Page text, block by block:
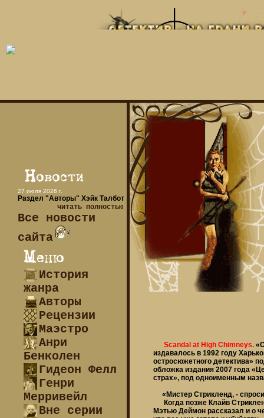
27 июля 2026 г.
Раздел "Авторы" Хэйк Талбот
читать полностью
Все новости
сайта
История
жанра
Авторы
Рецензии
Маэстро
Анри
Бенколен
Гидеон Фелл
Генри
Мерривейл
Вне серии
Scandal at High Chimneys.
издавалось в 1992 году
остросюжетного детектива»
обложка издания 2007 года
страх», под одноименным
«Мистер Стрикленд, -
Когда позже Клайв
Мэтью Деймон рассказал и о